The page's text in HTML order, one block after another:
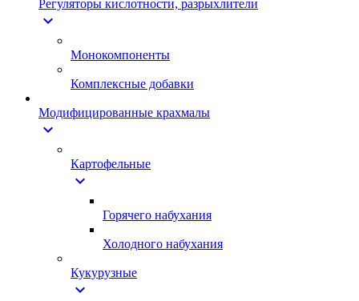
Регуляторы кислотности, разрыхлители
expand_more
Монокомпоненты
Комплексные добавки
Модифицированные крахмалы
expand_more
Картофельные
expand_more
Горячего набухания
Холодного набухания
Кукурузные
expand_more